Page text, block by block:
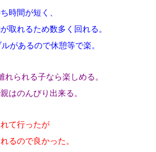
時間が短く、
取れるため数多く回れる。
があるので休憩等で楽。
れられる子なら楽しめる。
はのんびり出来る。
て行ったが
るので良かった。